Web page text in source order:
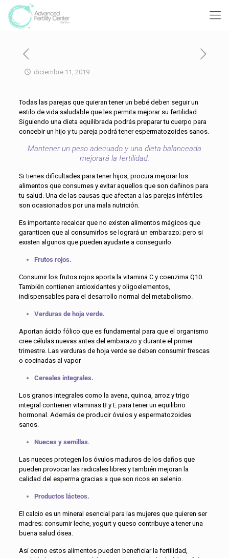
diciembre 11, 2019
Todas las parejas que quieran tener un bebé deben seguir un
estilo de vida saludable que les permita mejorar su fertilidad.
Siguiendo una dieta equilibrada podrás preparar tu cuerpo para
concebir un hijo y tu pareja podrá tener espermatozoides sanos.
Mantener un peso adecuado y una dieta balanceada
mejorará la fertilidad.
Si tienes dificultades para tener hijos, procura mejorar los
alimentos que consumes y evitar aquellos que son dañinos para
tu salud. Una de las causas que afectan a las parejas infértiles
son ocasionados por una mala nutrición.
Es importante recalcar que no existen alimentos mágicos que
garanticen que al consumirlos se logrará un embarazo; pero si
existen algunos que pueden ayudarte a conseguirlo:
Frutos rojos.
Consumir los frutos rojos aporta la vitamina C y coenzima Q10.
También contienen antioxidantes y oligoelementos,
indispensables para el desarrollo normal del metabolismo.
Verduras de hoja verde.
Aportan ácido fólico que es fundamental para que el organismo
cree células nuevas antes del embarazo y durante el primer
trimestre. Las verduras de hoja verde se deben consumir frescas
o cocinadas al vapor
Cereales integrales.
Los granos integrales como la avena, quinoa, arroz y trigo
integral contienen vitaminas B y E para tener un equilibrio
hormonal. Además de producir óvulos y espermatozoides
sanos.
Nueces y semillas.
Las nueces protegen los óvulos maduros de los daños que
pueden provocar las radicales libres y también mejoran la
calidad del esperma gracias a que son ricos en selenio.
Productos lácteos.
El calcio es un mineral esencial para las mujeres que quieren ser
madres; consumir leche, yogurt y queso contribuye a tener una
buena salud ósea.
Así como estos alimentos pueden beneficiar la fertilidad,